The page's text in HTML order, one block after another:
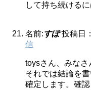
して持ち続ける
名前:すぽ 投稿日
信
toysさん、みなさ
それでは結論を
確定します。確認